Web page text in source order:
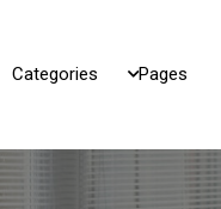
Pages
Categories